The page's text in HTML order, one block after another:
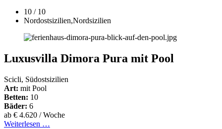
10 / 10
Nordostsizilien,Nordsizilien
Luxusvilla Dimora Pura mit Pool
Scicli, Südostsizilien
Art: mit Pool
Betten: 10
Bäder: 6
ab € 4.620 / Woche
Weiterlesen …